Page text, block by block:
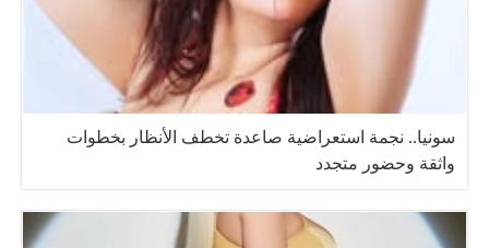
سونيا.. نجمة استعراضية صاعدة تخطف الأنظار بخطوات
واثقة وحضور متجدد